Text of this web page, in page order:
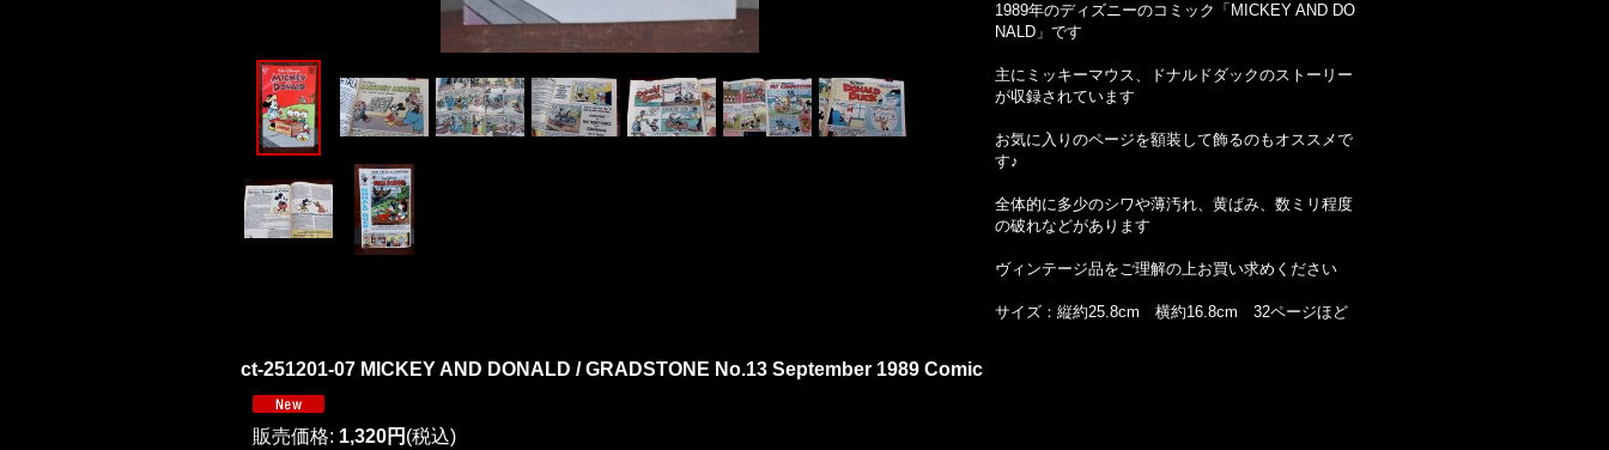
1989年のディズニーのコミック「MICKEY AND DO
NALD」です
主にミッキーマウス、ドナルドダックのストーリー
が収録されています
お気に入りのページを額装して飾るのもオススメで
す♪
全体的に多少のシワや薄汚れ、黄ばみ、数ミリ程度
の破れなどがあります
ヴィンテージ品をご理解の上お買い求めください
サイズ：縦約25.8cm 横約16.8cm 32ページほど
ct-251201-07 MICKEY AND DONALD / GRADSTONE No.13 September 1989 Comic
販売価格: 1,320円 (税込)